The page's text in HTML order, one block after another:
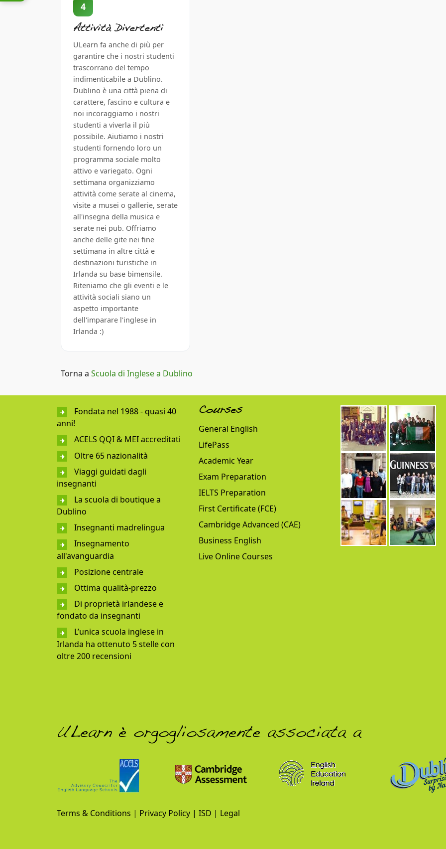
4
Attività Divertenti
ULearn fa anche di più per
garantire che i nostri studenti
trascorrano del tempo
indimenticabile a Dublino.
Dublino è una città piena di
carattere, fascino e cultura e
noi incoraggiamo i nostri
studenti a viverla il più
possibile. Aiutiamo i nostri
studenti fornendo loro un
programma sociale molto
attivo e variegato. Ogni
settimana organizziamo
attività come serate al cinema,
visite a musei o gallerie, serate
all'insegna della musica e
serate nei pub. Offriamo
anche delle gite nei fine
settimana in altre città e
destinazioni turistiche in
Irlanda su base bimensile.
Riteniamo che gli eventi e le
attività sociali siano un
aspetto importante
dell'imparare l'inglese in
Irlanda :)
Torna a Scuola di Inglese a Dublino
Fondata nel 1988 - quasi 40
anni!
ACELS QQI & MEI accreditati
Oltre 65 nazionalità
Viaggi guidati dagli
insegnanti
La scuola di boutique a
Dublino
Insegnanti madrelingua
Insegnamento
all'avanguardia
Posizione centrale
Ottima qualità-prezzo
Di proprietà irlandese e
fondato da insegnanti
L’unica scuola inglese in
Irlanda ha ottenuto 5 stelle con
oltre 200 recensioni
Courses
General English
LifePass
Academic Year
Exam Preparation
IELTS Preparation
First Certificate (FCE)
Cambridge Advanced (CAE)
Business English
Live Online Courses
ULearn è orgogliosamente associata a
Terms & Conditions | Privacy Policy | ISD | Legal